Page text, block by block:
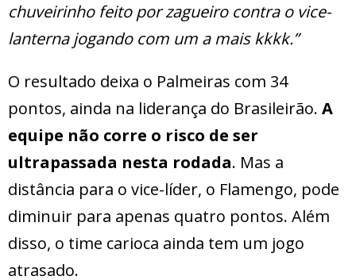
chuveirinho feito por zagueiro contra o vice-
lanterna jogando com um a mais kkkk.”
O resultado deixa o Palmeiras com 34
pontos, ainda na liderança do Brasileirão. A
equipe não corre o risco de ser
ultrapassada nesta rodada. Mas a
distância para o vice-líder, o Flamengo, pode
diminuir para apenas quatro pontos. Além
disso, o time carioca ainda tem um jogo
atrasado.